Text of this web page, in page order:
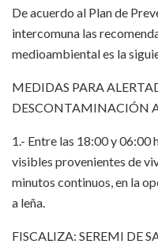
De acuerdo al Plan de
intercomuna las
medioambiental es la
MEDIDAS PARA
DESCONTAMINACIÓN
1.- Entre las 18:00 y 06:00
visibles provenientes de
minutos continuos, en la
a leña.
FISCALIZA: SEREMI DE